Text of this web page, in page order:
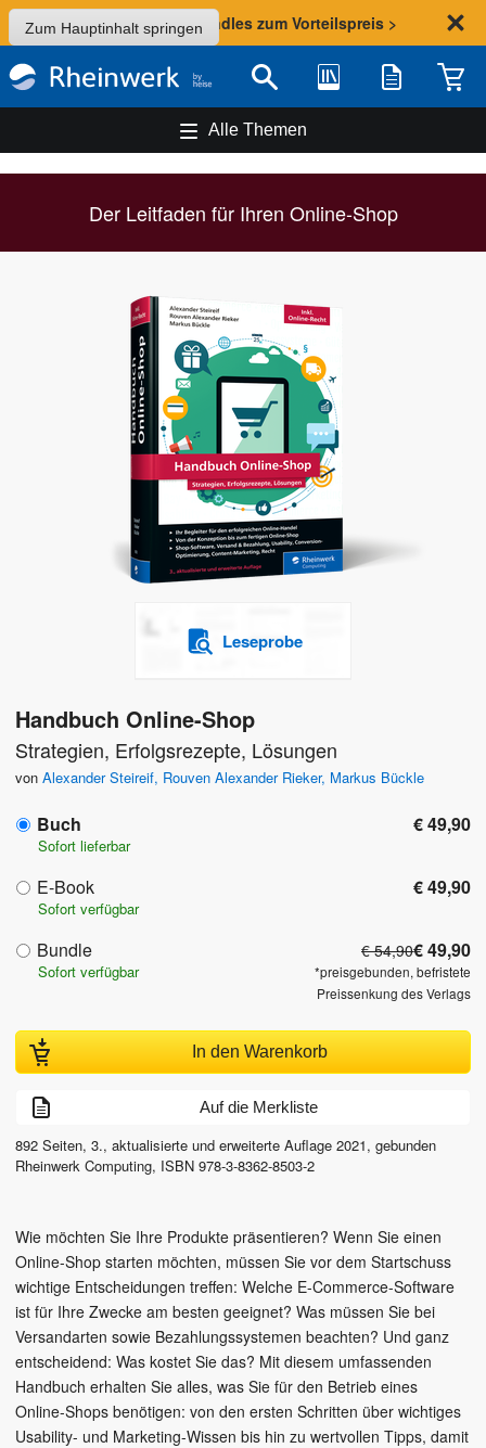
Zum Hauptinhalt springen
Sommer-Aktion: Bundles zum Vorteilspreis >
Suche Bibliothek Merkliste
Alle Themen
Der Leitfaden für Ihren Online-Shop
Leseprobe
Handbuch Online-Shop
Strategien, Erfolgsrezepte, Lösungen
von Alexander Steireif, Rouven Alexander Rieker, Markus Bückle
Buch € 49,90
Sofort lieferbar
E-Book € 49,90
Sofort verfügbar
Bundle € 54,90€ 49,90
*preisgebunden, befristete
Preissenkung des Verlags
Sofort verfügbar
In den Warenkorb
Auf die Merkliste
892 Seiten, 3., aktualisierte und erweiterte Auflage 2021, gebunden
Rheinwerk Computing, ISBN 978-3-8362-8503-2
Wie möchten Sie Ihre Produkte präsentieren? Wenn Sie einen
Online-Shop starten möchten, müssen Sie vor dem Startschuss
wichtige Entscheidungen treffen: Welche E-Commerce-Software
ist für Ihre Zwecke am besten geeignet? Was müssen Sie bei
Versandarten sowie Bezahlungssystemen beachten? Und ganz
entscheidend: Was kostet Sie das? Mit diesem umfassenden
Handbuch erhalten Sie alles, was Sie für den Betrieb eines
Online-Shops benötigen: von den ersten Schritten über wichtiges
Usability- und Marketing-Wissen bis hin zu wertvollen Tipps, damit